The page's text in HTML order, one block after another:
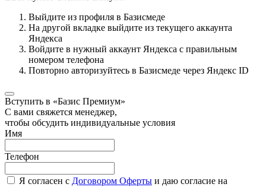
Выйдите из профиля в Базисмеде
На другой вкладке выйдите из текущего аккаунта
Яндекса
Войдите в нужный аккаунт Яндекса с правильным
номером телефона
Повторно авторизуйтесь в Базисмеде через Яндекс ID
Вступить в «Базис Премиум»
С вами свяжется менеджер,
чтобы обсудить индивидуальные условия
Имя
Телефон
Я согласен с Договором Оферты и даю согласие на